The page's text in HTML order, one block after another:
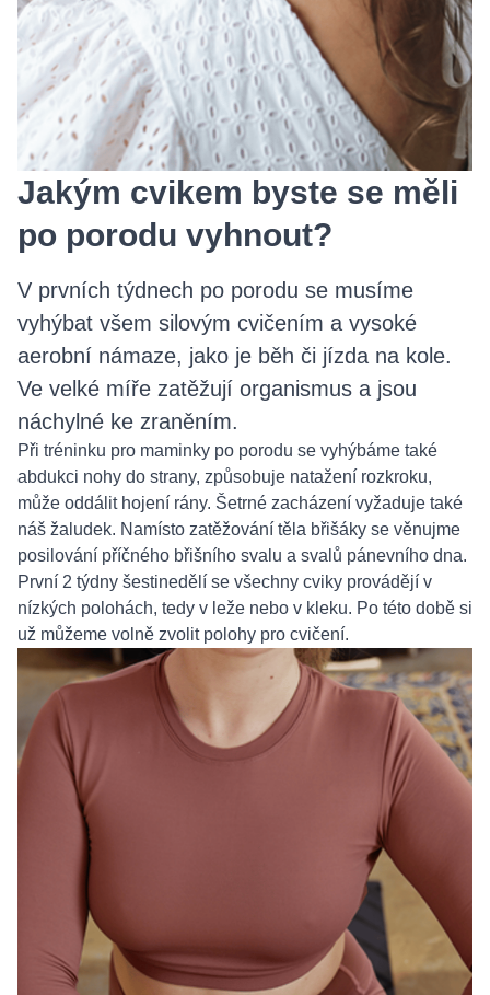
Jakým cvikem byste se měli
po porodu vyhnout?
V prvních týdnech po porodu se musíme
vyhýbat všem silovým cvičením a vysoké
aerobní námaze, jako je běh či jízda na kole.
Ve velké míře zatěžují organismus a jsou
náchylné ke zraněním.
Při tréninku pro maminky po porodu se vyhýbáme také
abdukci nohy do strany, způsobuje natažení rozkroku,
může oddálit hojení rány. Šetrné zacházení vyžaduje také
náš žaludek. Namísto zatěžování těla břišáky se věnujme
posilování příčného břišního svalu a svalů pánevního dna.
První 2 týdny šestinedělí se všechny cviky provádějí v
nízkých polohách, tedy v leže nebo v kleku. Po této době si
už můžeme volně zvolit polohy pro cvičení.